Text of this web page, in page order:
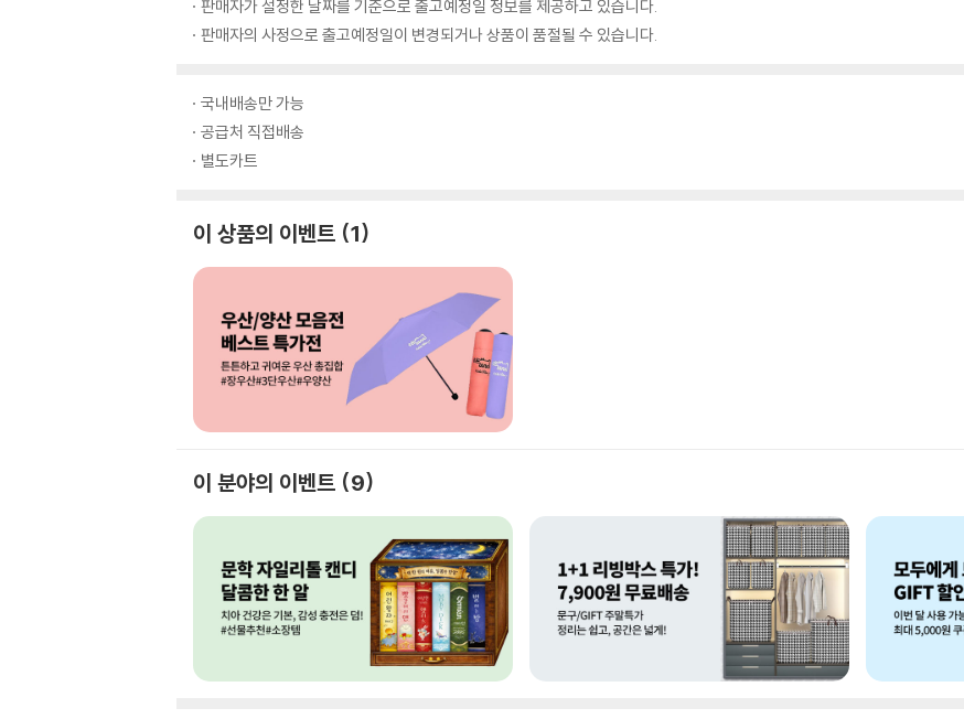
판매자가 설정한 날짜를 기준으로 출고예정일 정보를 제공하고 있습니다.
판매자의 사정으로 출고예정일이 변경되거나 상품이 품절될 수 있습니다.
국내배송만 가능
공급처 직접배송
별도카트
이 상품의 이벤트 1
이 분야의 이벤트 9